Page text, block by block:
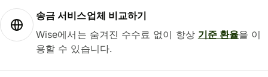
송금 서비스업체 비교하기
Wise에서는 숨겨진 수수료 없이 항상 기준 환율을 이
용할 수 있습니다.